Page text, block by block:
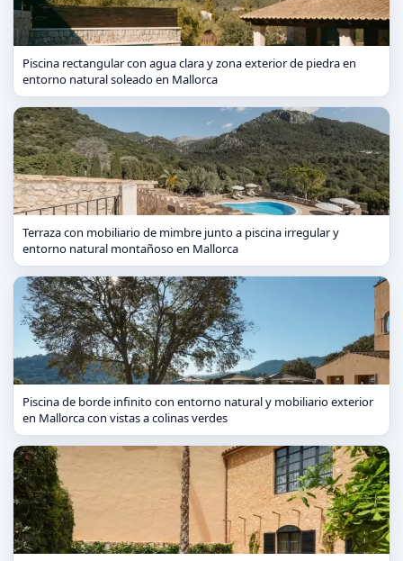
Piscina rectangular con agua clara y zona exterior de piedra en
entorno natural soleado en Mallorca
Terraza con mobiliario de mimbre junto a piscina irregular y
entorno natural montañoso en Mallorca
Piscina de borde infinito con entorno natural y mobiliario exterior
en Mallorca con vistas a colinas verdes